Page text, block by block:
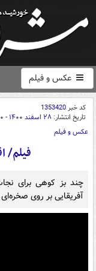
عکس و فیلم
کد خبر1353420
تاریخ انتشار: ۲۸ اسفند ۱۴۰۰ - ۰۱:۰۰
عکس و فیلم
فیلم/
چند بز کوهی برای
آفریقایی بر روی صخره‌ای